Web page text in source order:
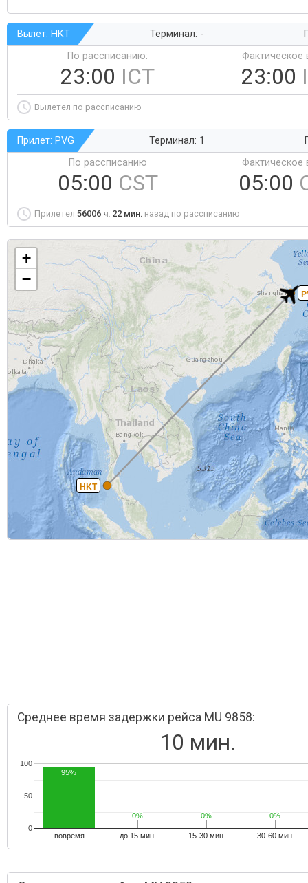
Вылет: HKT Терминал: -
По рассписанию:
23:00 ICT
Фактическое
23:00
Вылетел по рассписанию
Прилет: PVG Терминал: 1
По рассписанию
05:00 CST
Фактическое
05:00
Прилетел 56006 ч. 22 мин. назад по рассписанию
HKT
+
−
Среднее время задержки рейса MU 9858:
10 мин.
вовремя до 15 мин. 15-30 мин. 30-60 мин.
0
50
100
95%
0%
0% 0%
0% 0%
0%